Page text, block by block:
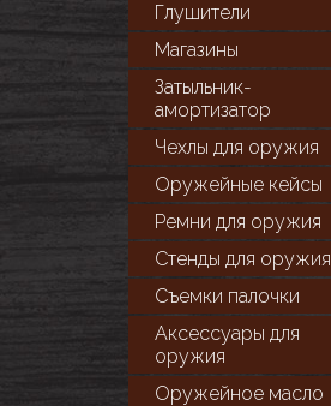
Глушители
Магазины
Затыльник-
амортизатор
Чехлы для оружия
Оружейные кейсы
Ремни для оружия
Стенды для оружия
Съемки палочки
Аксессуары для
оружия
Оружейное масло